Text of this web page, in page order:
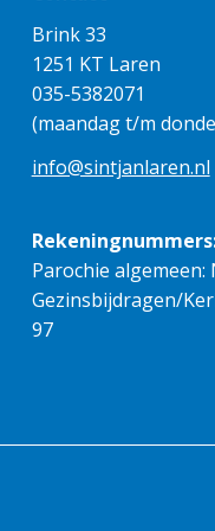
Brink 33
1251 KT Laren
035-5382071
(maandag t/m
info@sintjanlaren.nl
Parochie algemeen:
Gezinsbijdragen/
97